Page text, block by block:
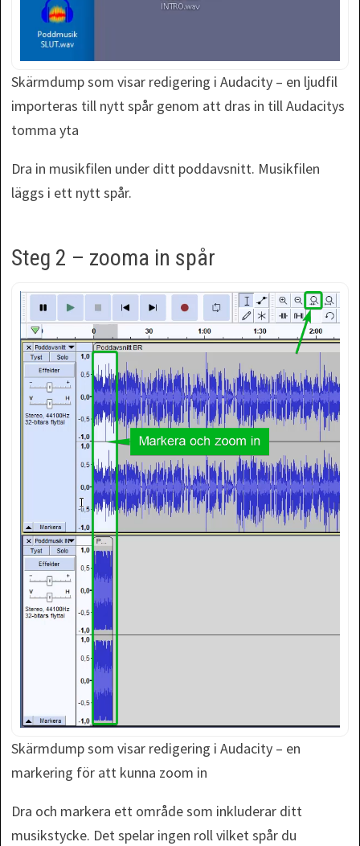
Skärmdump som visar redigering i Audacity – en ljudfil
importeras till nytt spår genom att dras in till Audacitys
tomma yta
Dra in musikfilen under ditt poddavsnitt. Musikfilen
läggs i ett nytt spår.
Steg 2 – zooma in spår
Skärmdump som visar redigering i Audacity – en
markering för att kunna zoom in
Dra och markera ett område som inkluderar ditt
musikstycke. Det spelar ingen roll vilket spår du